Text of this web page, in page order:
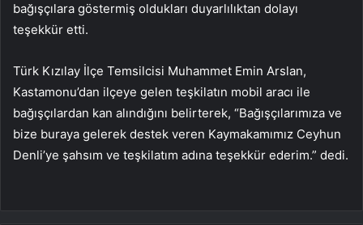
bağışçılara göstermiş oldukları duyarlılıktan dolayı
teşekkür etti.
Türk Kızılay İlçe Temsilcisi Muhammet Emin Arslan,
Kastamonu’dan ilçeye gelen teşkilatın mobil aracı ile
bağışçılardan kan alındığını belirterek, “Bağışçılarımıza ve
bize buraya gelerek destek veren Kaymakamımız Ceyhun
Denli’ye şahsım ve teşkilatım adına teşekkür ederim.” dedi.